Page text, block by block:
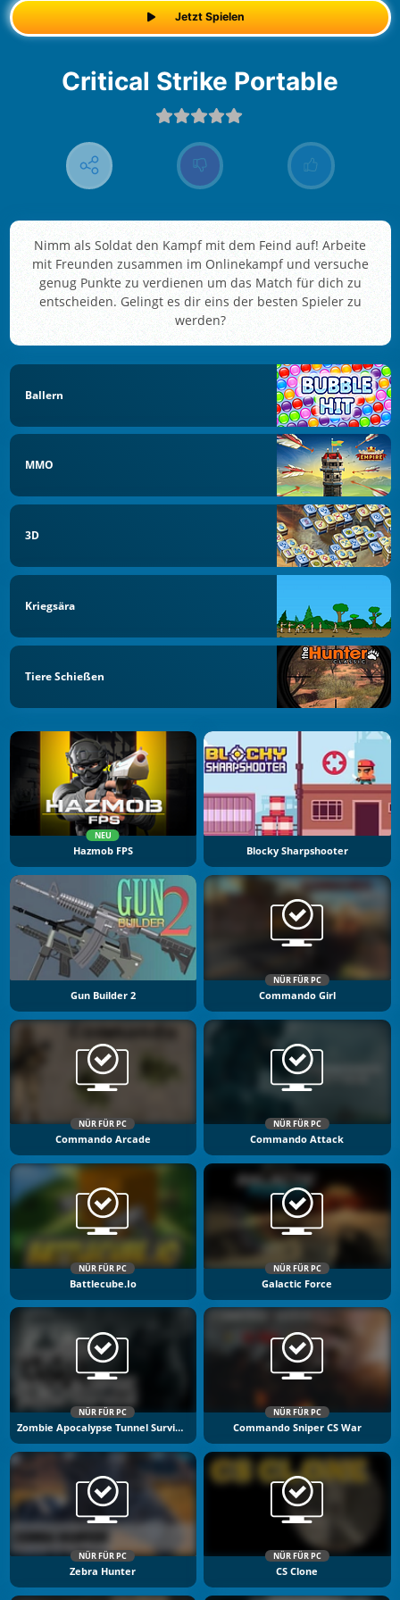
Jetzt Spielen
Critical Strike Portable
Nimm als Soldat den Kampf mit dem Feind auf! Arbeite
mit Freunden zusammen im Onlinekampf und versuche
genug Punkte zu verdienen um das Match für dich zu
entscheiden. Gelingt es dir eins der besten Spieler zu
werden?
Ballern
MMO
3D
Kriegsära
Tiere Schießen
NEU
Hazmob FPS Blocky Sharpshooter
Gun Builder 2
NÜR FÜR PC
Commando Girl
NÜR FÜR PC
Commando Arcade
NÜR FÜR PC
Commando Attack
NÜR FÜR PC
Battlecube.io
NÜR FÜR PC
Galactic Force
NÜR FÜR PC
Zombie Apocalypse Tunnel Survival
NÜR FÜR PC
Commando Sniper CS War
NÜR FÜR PC
Zebra Hunter
NÜR FÜR PC
CS Clone